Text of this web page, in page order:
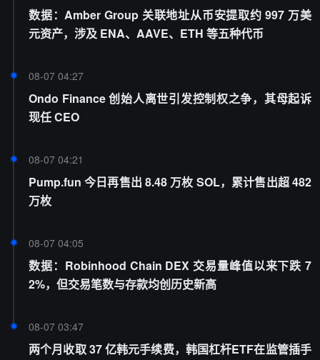
数据：Amber Group 关联地址从币安提取约 997 万美
元资产，涉及 ENA、AAVE、ETH 等五种代币
08-07 04:27
Ondo Finance 创始人离世引发控制权之争，其母起诉
现任 CEO
08-07 04:21
Pump.fun 今日再售出 8.48 万枚 SOL，累计售出超 482
万枚
08-07 04:05
数据：Robinhood Chain DEX 交易量峰值以来下跌 7
2%，但交易笔数与存款均创历史新高
08-07 03:47
两个月收取 37 亿韩元手续费，韩国杠杆ETF在监管插手